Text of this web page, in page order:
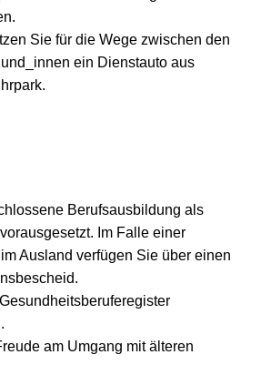
Sie für die Wege zwischen den
ein Dienstauto aus
Berufsausbildung als
Im Falle einer
Ausland verfügen Sie über einen
am Umgang mit älteren